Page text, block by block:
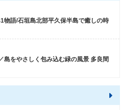
物語/石垣島北部平久保半島で癒しの時
島をやさしく包み込む緑の風景 多良間